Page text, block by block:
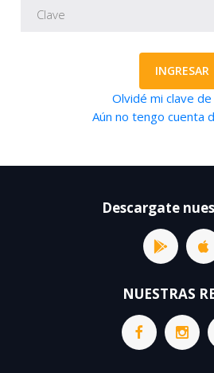
INGRESAR
Olvidé mi clave
Aún no tengo cuenta
Descargate
NUESTRAS